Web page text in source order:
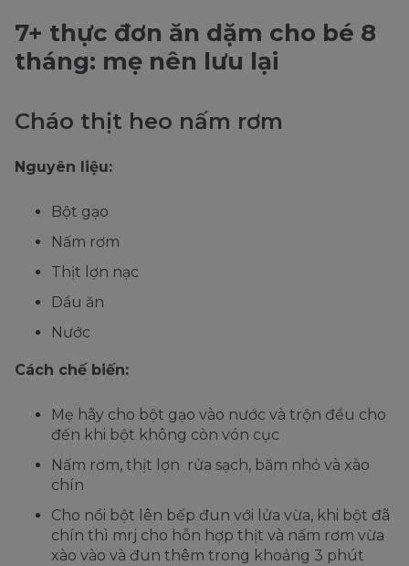
7+ thực đơn ăn dặm cho bé 8
tháng: mẹ nên lưu lại
Cháo thịt heo nấm rơm
Nguyên liệu:
Bột gạo
Nấm rơm
Thịt lợn nạc
Dầu ăn
Nước
Cách chế biến:
Mẹ hãy cho bột gạo vào nước và trộn đều cho
đến khi bột không còn vón cục
Nấm rơm, thịt lợn rửa sạch, băm nhỏ và xào
chín
Cho nồi bột lên bếp đun với lửa vừa, khi bột đã
chín thì mrj cho hỗn hợp thịt và nấm rơm vừa
xào vào và đun thêm trong khoảng 3 phút